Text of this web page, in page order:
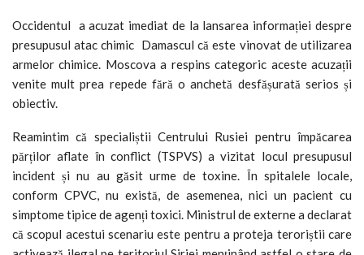
Occidentul a acuzat imediat de la lansarea informației despre
presupusul atac chimic Damascul că este vinovat de utilizarea
armelor chimice. Moscova a respins categoric aceste acuzații
venite mult prea repede fără o anchetă desfășurată serios și
obiectiv.
Reamintim că specialiștii Centrului Rusiei pentru împăcarea
părților aflate în conflict (TSPVS) a vizitat locul presupusul
incident și nu au găsit urme de toxine. În spitalele locale,
conform CPVC, nu există, de asemenea, nici un pacient cu
simptome tipice de agenți toxici. Ministrul de externe a declarat
că scopul acestui scenariu este pentru a proteja teroriștii care